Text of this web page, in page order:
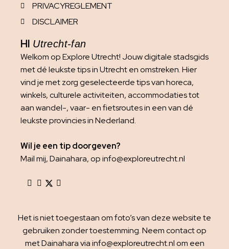
PRIVACYREGLEMENT
DISCLAIMER
HI Utrecht-fan
Welkom op Explore Utrecht! Jouw digitale stadsgids
met dé leukste tips in Utrecht en omstreken. Hier
vind je met zorg geselecteerde tips van horeca,
winkels, culturele activiteiten, accommodaties tot
aan wandel-, vaar- en fietsroutes in een van dé
leukste provincies in Nederland.
Wil je een tip doorgeven?
Mail mij, Dainahara, op info@exploreutrecht.nl
Het is niet toegestaan om foto’s van deze website te
gebruiken zonder toestemming. Neem contact op
met Dainahara via info@exploreutrecht.nl om een